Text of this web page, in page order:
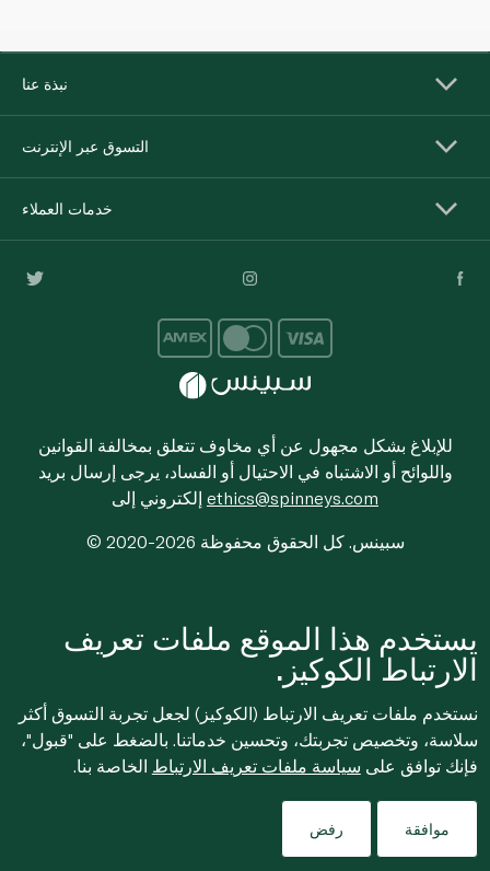
نبذة عنا
التسوق عبر الإنترنت
خدمات العملاء
للإبلاغ بشكل مجهول عن أي مخاوف تتعلق بمخالفة القوانين
واللوائح أو الاشتباه في الاحتيال أو الفساد، يرجى إرسال بريد
ethics@spinneys.com
© 2020-2026 سبينس. كل الحقوق محفوظة
يستخدم هذا الموقع ملفات تعريف
الارتباط الكوكيز.
نستخدم ملفات تعريف الارتباط (الكوكيز) لجعل تجربة التسوق أكثر
سلاسة، وتخصيص تجربتك، وتحسين خدماتنا. بالضغط على "قبول"،
فإنك توافق على سياسة ملفات تعريف الارتباط الخاصة بنا.
موافقة رفض